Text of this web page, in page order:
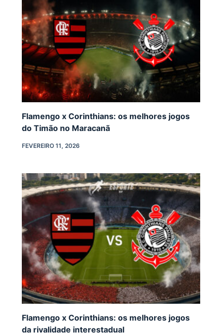
Flamengo x Corinthians: os melhores jogos
do Timão no Maracanã
FEVEREIRO 11, 2026
Flamengo x Corinthians: os melhores jogos
da rivalidade interestadual